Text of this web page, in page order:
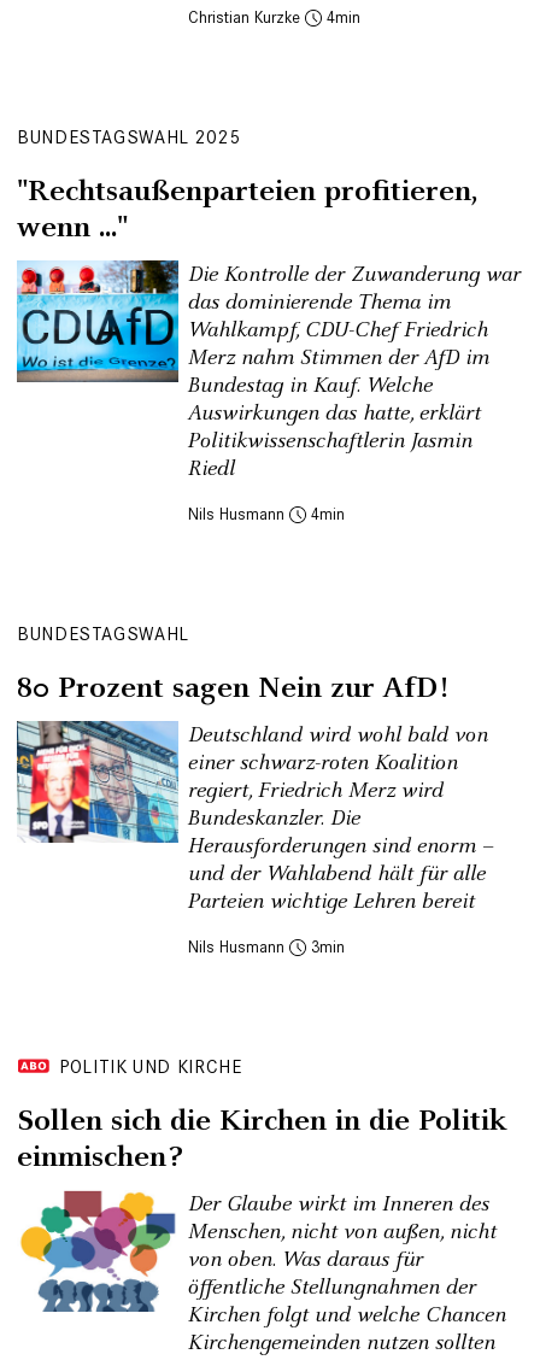
Christian Kurzke 4
BUNDESTAGSWAHL 2025
"Rechtsaußenparteien profitieren,
wenn ..."
Die Kontrolle der Zuwanderung war
das dominierende Thema im
Wahlkampf, CDU-Chef Friedrich
Merz nahm Stimmen der AfD im
Bundestag in Kauf. Welche
Auswirkungen das hatte, erklärt
Politikwissenschaftlerin Jasmin
Riedl
Nils Husmann 4
BUNDESTAGSWAHL
80 Prozent sagen Nein zur AfD!
Deutschland wird wohl bald von
einer schwarz-roten Koalition
regiert, Friedrich Merz wird
Bundeskanzler. Die
Herausforderungen sind enorm –
und der Wahlabend hält für alle
Parteien wichtige Lehren bereit
Nils Husmann 3
POLITIK UND KIRCHE
Sollen sich die Kirchen in die Politik
einmischen?
Der Glaube wirkt im Inneren des
Menschen, nicht von außen, nicht
von oben. Was daraus für
öffentliche Stellungnahmen der
Kirchen folgt und welche Chancen
Kirchengemeinden nutzen sollten